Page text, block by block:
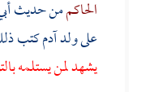
الحاكممن حديث
على ولد آدم كتب
يشهد لمن يستلمه